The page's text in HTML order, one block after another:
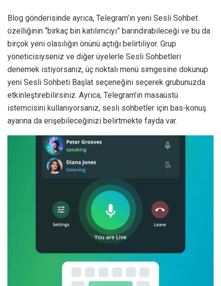
Blog gönderisinde ayrıca, Telegram’ın yeni Sesli Sohbet
özelliğinin “birkaç bin katılımcıyı” barındırabileceği ve bu da
birçok yeni olasılığın önünü açtığı belirtiliyor. Grup
yöneticisiyseniz ve diğer üyelerle Sesli Sohbetleri
denemek istiyorsanız, üç noktalı menü simgesine dokunup
yeni Sesli Sohbeti Başlat seçeneğini seçerek grubunuzda
etkinleştirebilirsiniz. Ayrıca, Telegram’ın masaüstü
istemcisini kullanıyorsanız, sesli sohbetler için bas-konuş
ayarına da erişebileceğinizi belirtmekte fayda var.